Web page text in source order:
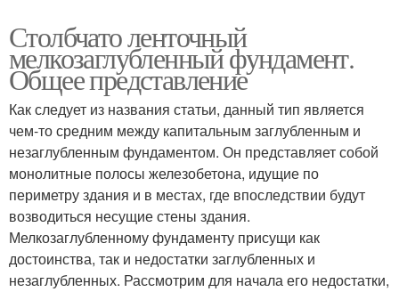
Столбчато ленточный
мелкозаглубленный фундамент.
Общее представление
Как следует из названия статьи, данный тип является
чем-то средним между капитальным заглубленным и
незаглубленным фундаментом. Он представляет собой
монолитные полосы железобетона, идущие по
периметру здания и в местах, где впоследствии будут
возводиться несущие стены здания.
Мелкозаглубленному фундаменту присущи как
достоинства, так и недостатки заглубленных и
незаглубленных. Рассмотрим для начала его недостатки,